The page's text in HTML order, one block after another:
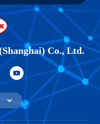
Co., Ltd.